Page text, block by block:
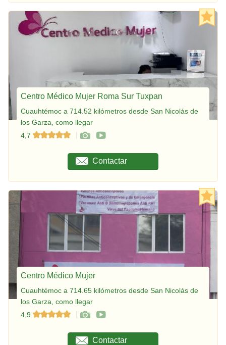
Centro Médico Mujer Roma Sur Tuxpan
Cuauhtémoc a 714.52 kilómetros desde San Nicolás de
los Garza, como llegar
4,7
Contactar
Centro Médico Mujer
Cuauhtémoc a 714.65 kilómetros desde San Nicolás de
los Garza, como llegar
4,9
Contactar